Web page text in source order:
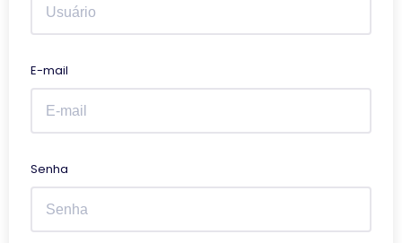
E-mail
Senha